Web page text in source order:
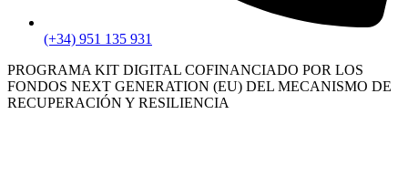
(+34) 951 135 931
PROGRAMA KIT DIGITAL COFINANCIADO POR LOS
FONDOS NEXT GENERATION (EU) DEL MECANISMO DE
RECUPERACIÓN Y RESILIENCIA